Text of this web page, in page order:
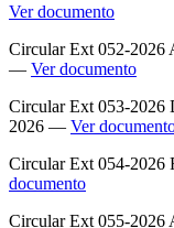
Ver documento
Circular Ext 052-2026
— Ver documento
Circular Ext 053-2026
2026 — Ver
Circular Ext 054-2026
documento
Circular Ext 055-2026